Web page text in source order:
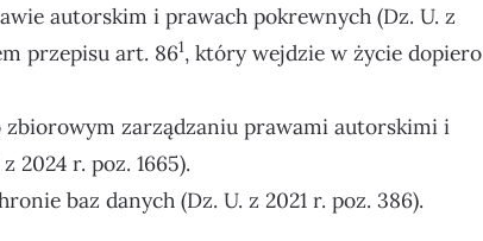
autorskim i prawach pokrewnych (Dz. U. z
przepisu art. 861, który wejdzie w życie dopiero
zbiorowym zarządzaniu prawami autorskimi i
2024 r. poz. 1665).
baz danych (Dz. U. z 2021 r. poz. 386).